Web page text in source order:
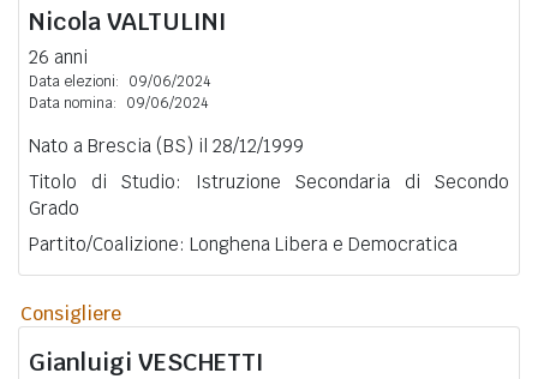
NicolaVALTULINI
26 anni
Data elezioni:
09/06/2024
Data nomina:
09/06/2024
Nato a Brescia (BS) il 28/12/1999
Titolo di Studio: Istruzione Secondaria di Secondo
Grado
Partito/Coalizione: Longhena Libera e Democratica
Consigliere
Gianluigi VESCHETTI